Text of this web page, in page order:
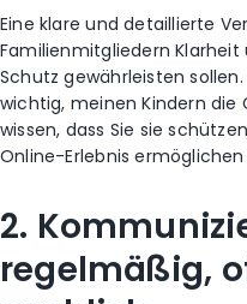
Eine klare und detaillierte
Familienmitgliedern Klarheit
Schutz gewährleisten
wichtig, meinen Kindern die
wissen, dass Sie sie
Online-Erlebnis ermöglichen
2.
regelmäßig,